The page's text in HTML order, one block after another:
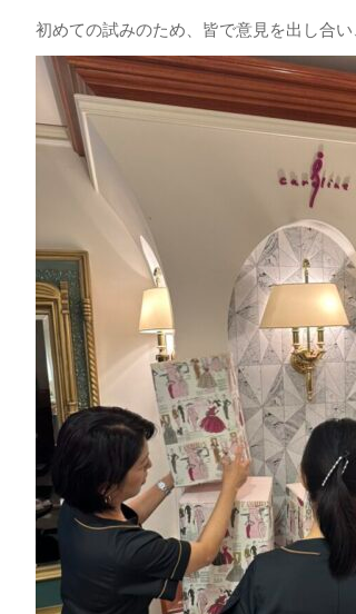
初めての試みのため、皆で意見を出し合